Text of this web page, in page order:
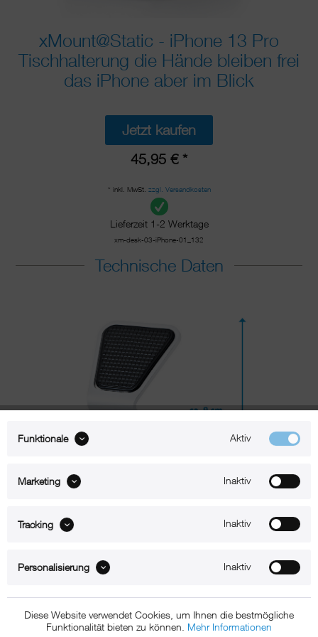
xMount@Static - iPhone 13 Pro
Tischhalterung die Hände bleiben frei
das iPhone aber im Blick
Jetzt kaufen
45,95 € *
* inkl. MwSt. zzgl. Versandkosten
Lieferzeit 1-2 Werktage
xm-desk-03-iPhone-01_132
Technische Daten
Der xMount Static ist der aufs Wesentliche reduzierte Design-iPhone
Funktionale Aktiv
Marketing Inaktiv
Tracking Inaktiv
Personalisierung Inaktiv
Diese Website verwendet Cookies, um Ihnen die bestmögliche
Funktionalität bieten zu können. Mehr Informationen